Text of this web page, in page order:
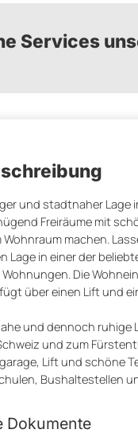
Services
und stadtnaher Lage
Freiräume mit
Wohnraum machen.
Lage in einer der
Die
über einen Lift und
und dennoch ruhige
und zum
Lift und schöne
Bushaltestellen
Dokumente